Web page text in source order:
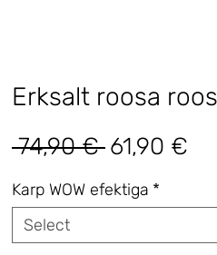
Erksalt roosa
74,90 € Regular
61,90 €
Karp WOW efektiga *
Select